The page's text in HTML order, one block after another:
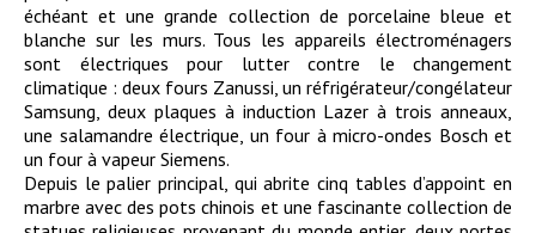
échéant et une grande collection de porcelaine bleue et
blanche sur les murs. Tous les appareils électroménagers
sont électriques pour lutter contre le changement
climatique : deux fours Zanussi, un réfrigérateur/congélateur
Samsung, deux plaques à induction Lazer à trois anneaux,
une salamandre électrique, un four à micro-ondes Bosch et
un four à vapeur Siemens.
Depuis le palier principal, qui abrite cinq tables d’appoint en
marbre avec des pots chinois et une fascinante collection de